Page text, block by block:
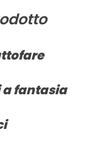
a fantasia